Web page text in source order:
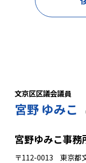
文京区区議会議員
宮野 ゆみこ
宮野ゆみこ事務
〒112-0013 東京都